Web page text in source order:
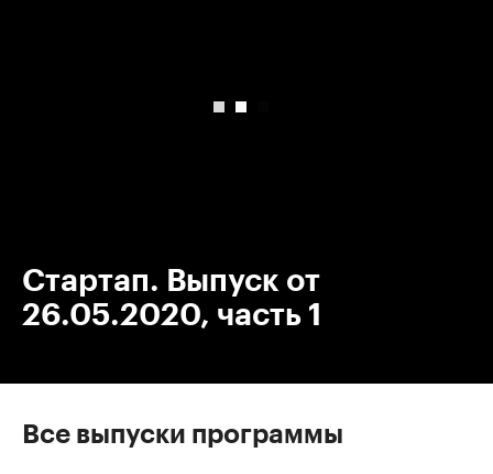
Стартап. Выпуск от
26.05.2020, часть 1
Все выпуски программы